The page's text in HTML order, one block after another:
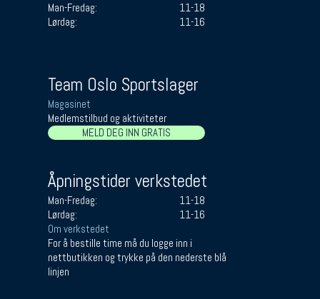
Man-Fredag:
11-18
Lørdag:
11-16
Team Oslo Sportslager
Magasinet
Medlemstilbud og aktiviteter
MELD DEG INN GRATIS
Åpningstider verkstedet
Man-Fredag:
11-18
Lørdag:
11-16
Om verkstedet
For å bestille time må du logge inn i
nettbutikken og trykke på den nederste blå
linjen